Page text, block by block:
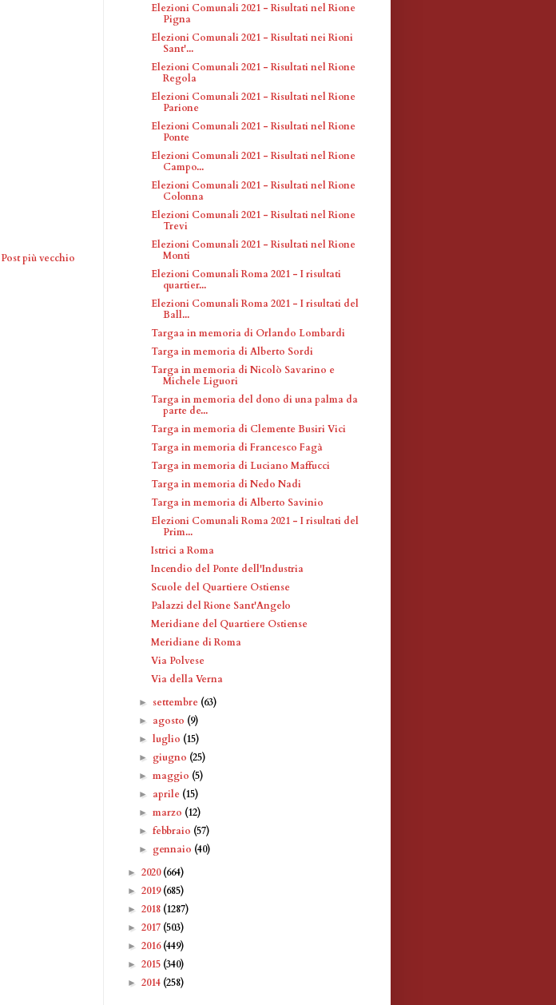
Post più vecchio
Elezioni Comunali 2021 - Risultati nel Rione
Pigna
Elezioni Comunali 2021 - Risultati nei Rioni
Sant'...
Elezioni Comunali 2021 - Risultati nel Rione
Regola
Elezioni Comunali 2021 - Risultati nel Rione
Parione
Elezioni Comunali 2021 - Risultati nel Rione
Ponte
Elezioni Comunali 2021 - Risultati nel Rione
Campo...
Elezioni Comunali 2021 - Risultati nel Rione
Colonna
Elezioni Comunali 2021 - Risultati nel Rione
Trevi
Elezioni Comunali 2021 - Risultati nel Rione
Monti
Elezioni Comunali Roma 2021 - I risultati
quartier...
Elezioni Comunali Roma 2021 - I risultati del
Ball...
Targaa in memoria di Orlando Lombardi
Targa in memoria di Alberto Sordi
Targa in memoria di Nicolò Savarino e
Michele Liguori
Targa in memoria del dono di una palma da
parte de...
Targa in memoria di Clemente Busiri Vici
Targa in memoria di Francesco Fagà
Targa in memoria di Luciano Maffucci
Targa in memoria di Nedo Nadi
Targa in memoria di Alberto Savinio
Elezioni Comunali Roma 2021 - I risultati del
Prim...
Istrici a Roma
Incendio del Ponte dell'Industria
Scuole del Quartiere Ostiense
Palazzi del Rione Sant'Angelo
Meridiane del Quartiere Ostiense
Meridiane di Roma
Via Polvese
Via della Verna
► settembre (63)
► agosto (9)
►luglio (15)
► giugno (25)
►maggio (5)
► aprile (15)
►marzo (12)
►febbraio (57)
► gennaio (40)
► 2020(664)
► 2019(685)
► 2018 (1287)
► 2017 (503)
► 2016(449)
► 2015 (340)
► 2014 (258)